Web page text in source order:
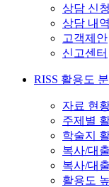
상담 신청
상담 내
고객제안
신고센터
RISS 활용도
자료 현
주제별
학술지
복사/대
복사/대
활용도